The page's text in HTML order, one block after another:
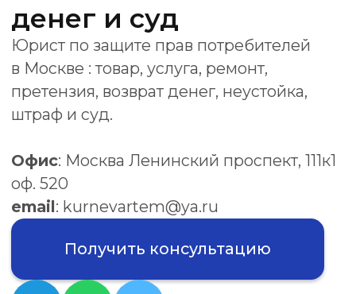
Офис
: Москва Ленинский проспект, 111к1
оф. 520
email: kurnevartem@ya.ru
Получить консультацию